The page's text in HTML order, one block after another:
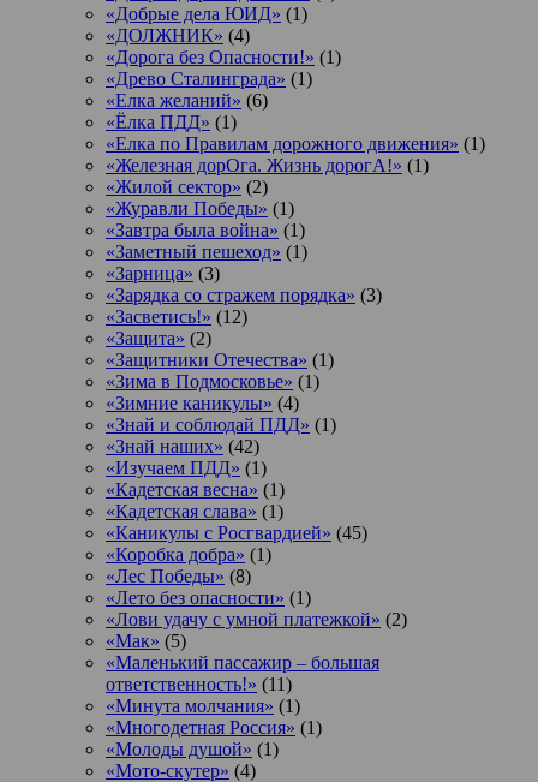
«Добрые дела ЮИД» (1)
«ДОЛЖНИК» (4)
«Дорога без Опасности!» (1)
«Древо Сталинграда» (1)
«Елка желаний» (6)
«Ёлка ПДД» (1)
«Елка по Правилам дорожного движения» (1)
«Железная дорОга. Жизнь дорогА!» (1)
«Жилой сектор» (2)
«Журавли Победы» (1)
«Завтра была война» (1)
«Заметный пешеход» (1)
«Зарница» (3)
«Зарядка со стражем порядка» (3)
«Засветись!» (12)
«Защита» (2)
«Защитники Отечества» (1)
«Зима в Подмосковье» (1)
«Зимние каникулы» (4)
«Знай и соблюдай ПДД» (1)
«Знай наших» (42)
«Изучаем ПДД» (1)
«Кадетская весна» (1)
«Кадетская слава» (1)
«Каникулы с Росгвардией» (45)
«Коробка добра» (1)
«Лес Победы» (8)
«Лето без опасности» (1)
«Лови удачу с умной платежкой» (2)
«Мак» (5)
«Маленький пассажир – большая
ответственность!» (11)
«Минута молчания» (1)
«Многодетная Россия» (1)
«Молоды душой» (1)
«Мото-скутер» (4)